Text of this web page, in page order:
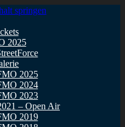
– 13. FMO
springen
2025
2025
2024
2023
– Open Air
2019